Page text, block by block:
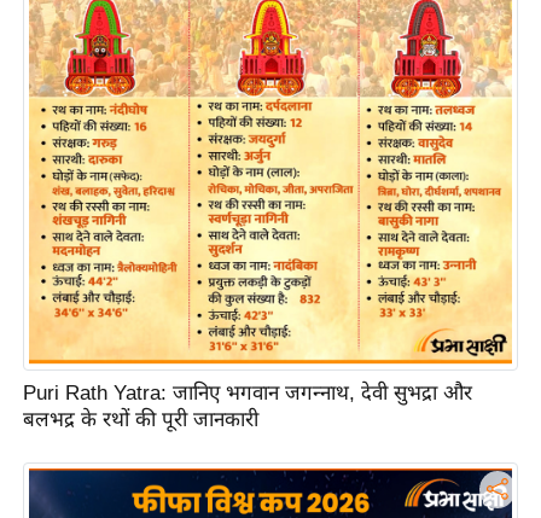
ष
प्र
भु
हि
मा
स्थ
व्र
त
हा
र
Puri Rath Yatra: जानिए भगवान जगन्नाथ, देवी सुभद्रा और
बलभद्र के रथों की पूरी जानकारी